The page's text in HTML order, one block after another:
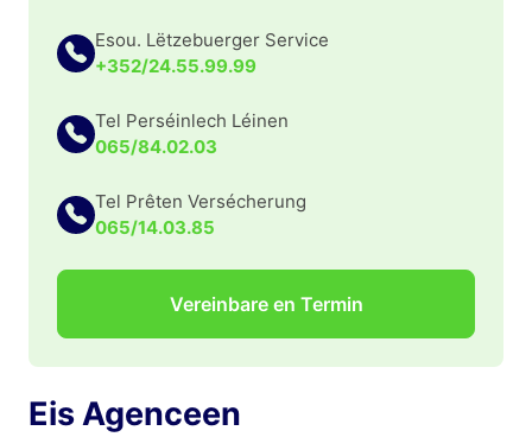
Esou. Lëtzebuerger Service
+352/24.55.99.99
Tel Perséinlech Léinen
065/84.02.03
Tel Prêten Versécherung
065/14.03.85
Vereinbare en Termin
Eis Agenceen